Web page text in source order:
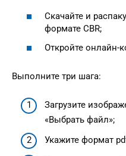
Скачайте и
формате CBR;
Откройте онлайн-
Выполните три шага:
Загрузите
«Выбрать файл»;
Укажите формат